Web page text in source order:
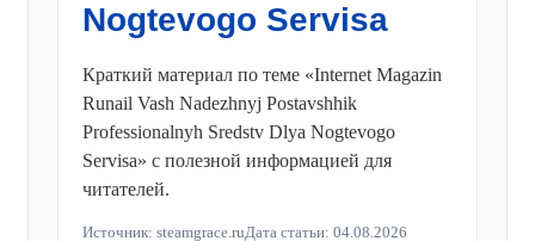
Nogtevogo Servisa
Краткий материал по теме «Internet Magazin
Runail Vash Nadezhnyj Postavshhik
Professionalnyh Sredstv Dlya Nogtevogo
Servisa» с полезной информацией для
читателей.
Источник: steamgrace.ruДата статьи: 04.08.2026